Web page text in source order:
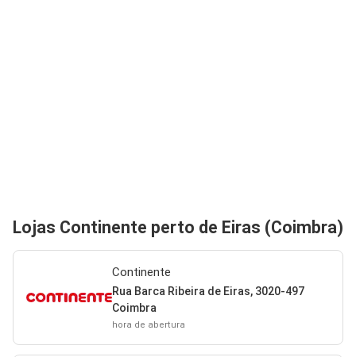
Lojas Continente perto de Eiras (Coimbra)
Continente
Rua Barca Ribeira de Eiras, 3020-497
Coimbra
hora de abertura